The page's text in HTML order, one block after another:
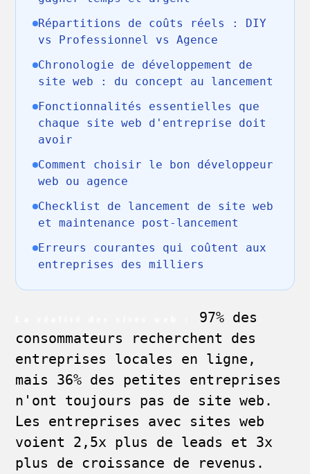
Répartitions de coûts réels : DIY
vs Professionnel vs Agence
Chronologie de développement de
site web : du concept au lancement
Fonctionnalités essentielles que
chaque site web d'entreprise doit
avoir
Comment choisir le bon développeur
web ou agence
Checklist de lancement de site web
et maintenance post-lancement
Erreurs courantes qui coûtent aux
entreprises des milliers
97% des
consommateurs recherchent des
entreprises locales en ligne,
mais 36% des petites entreprises
n'ont toujours pas de site web.
Les entreprises avec sites web
voient 2,5x plus de leads et 3x
plus de croissance de revenus.